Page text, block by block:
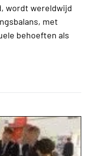
wordt wereldwijd
met
behoeften als